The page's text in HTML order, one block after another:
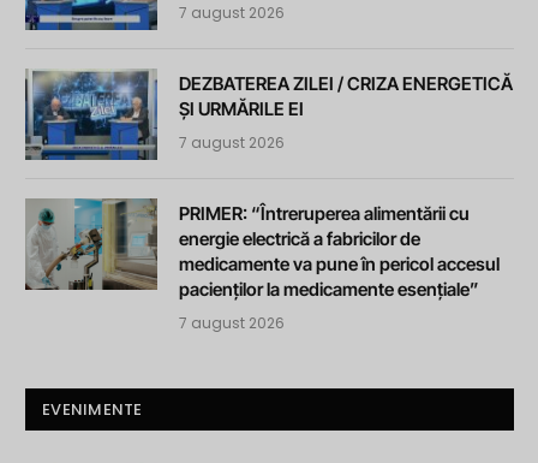
7 august 2026
DEZBATEREA ZILEI / CRIZA ENERGETICĂ
ȘI URMĂRILE EI
7 august 2026
PRIMER: “Întreruperea alimentării cu
energie electrică a fabricilor de
medicamente va pune în pericol accesul
pacienților la medicamente esențiale”
7 august 2026
EVENIMENTE